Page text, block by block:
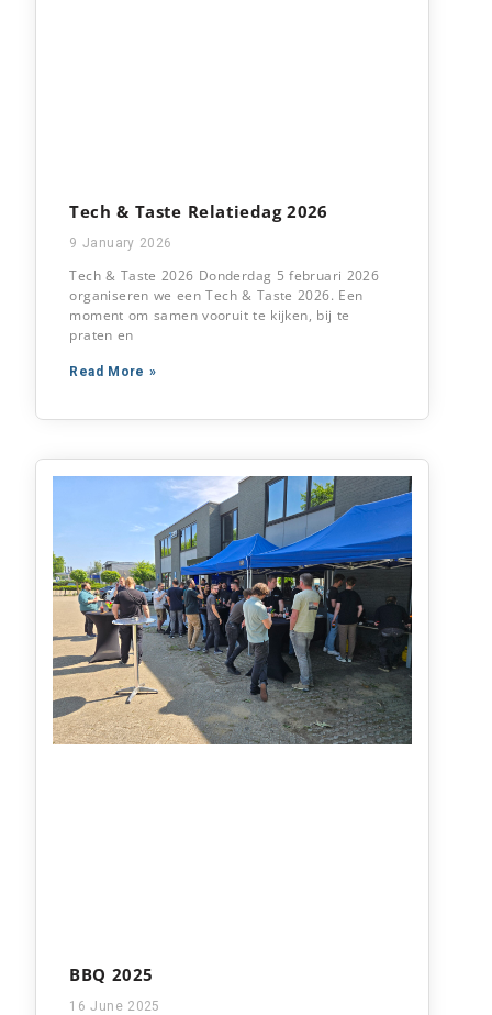
Tech & Taste Relatiedag 2026
9 January 2026
Tech & Taste 2026 Donderdag 5 februari 2026
organiseren we een Tech & Taste 2026. Een
moment om samen vooruit te kijken, bij te
praten en
Read More »
BBQ 2025
16 June 2025